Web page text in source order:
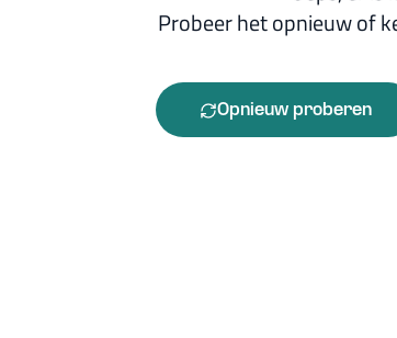
Probeer het opnieuw of
Opnieuw proberen